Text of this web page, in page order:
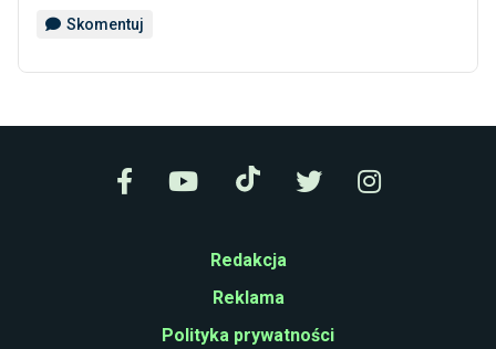
Skomentuj
Redakcja
Reklama
Polityka prywatności